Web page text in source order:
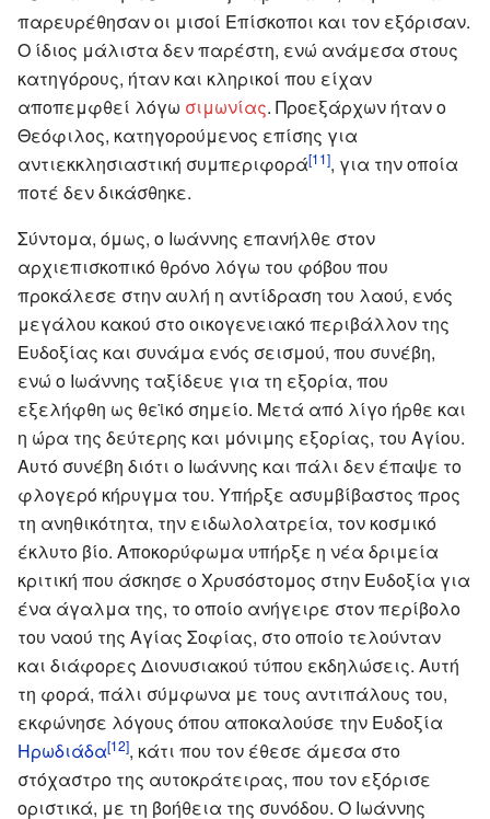
παρευρέθησαν οι μισοί Επίσκοποι και τον εξόρισαν.
Ο ίδιος μάλιστα δεν παρέστη, ενώ ανάμεσα στους
κατηγόρους, ήταν και κληρικοί που είχαν
αποπεμφθεί λόγω σιμωνίας. Προεξάρχων ήταν ο
Θεόφιλος, κατηγορούμενος επίσης για
αντιεκκλησιαστική συμπεριφορά[11], για την οποία
ποτέ δεν δικάσθηκε.
Σύντομα, όμως, ο Ιωάννης επανήλθε στον
αρχιεπισκοπικό θρόνο λόγω του φόβου που
προκάλεσε στην αυλή η αντίδραση του λαού, ενός
μεγάλου κακού στο οικογενειακό περιβάλλον της
Ευδοξίας και συνάμα ενός σεισμού, που συνέβη,
ενώ ο Ιωάννης ταξίδευε για τη εξορία, που
εξελήφθη ως θεϊκό σημείο. Μετά από λίγο ήρθε και
η ώρα της δεύτερης και μόνιμης εξορίας, του Αγίου.
Αυτό συνέβη διότι ο Ιωάννης και πάλι δεν έπαψε το
φλογερό κήρυγμα του. Υπήρξε ασυμβίβαστος προς
τη ανηθικότητα, την ειδωλολατρεία, τον κοσμικό
έκλυτο βίο. Αποκορύφωμα υπήρξε η νέα δριμεία
κριτική που άσκησε ο Χρυσόστομος στην Ευδοξία για
ένα άγαλμα της, το οποίο ανήγειρε στον περίβολο
του ναού της Αγίας Σοφίας, στο οποίο τελούνταν
και διάφορες Διονυσιακού τύπου εκδηλώσεις. Αυτή
τη φορά, πάλι σύμφωνα με τους αντιπάλους του,
εκφώνησε λόγους όπου αποκαλούσε την Ευδοξία
Ηρωδιάδα[12], κάτι που τον έθεσε άμεσα στο
στόχαστρο της αυτοκράτειρας, που τον εξόρισε
οριστικά, με τη βοήθεια της συνόδου. Ο Ιωάννης